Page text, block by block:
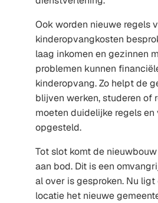
Ook worden nieuwe regels
kinderopvangkosten
laag inkomen en gezinnen
problemen kunnen
kinderopvang. Zo helpt de
blijven werken, studeren of
moeten duidelijke regels
opgesteld.
Tot slot komt de
aan bod. Dit is een
al over is gesproken. Nu
locatie het nieuwe